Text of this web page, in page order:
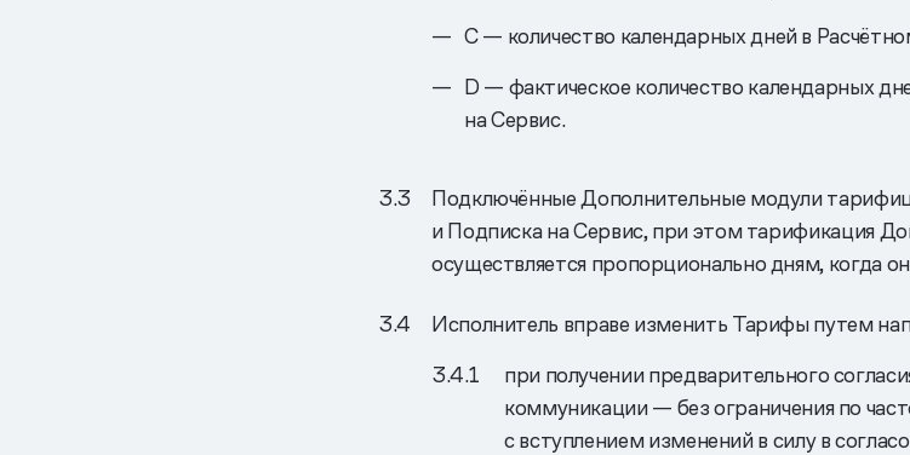
С — количество календарных дней в
D — фактическое количество календарных
на Сервис.
Подключённые Дополнительные модули
и Подписка на Сервис, при этом тарификация
осуществляется пропорционально дням, когда
Исполнитель вправе изменить Тарифы путем
при получении предварительного
коммуникации — без ограничения по
с вступлением изменений в силу в